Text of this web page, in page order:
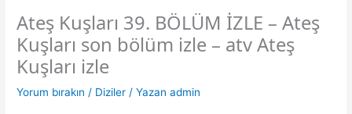
Ateş Kuşları 39. BÖLÜM İZLE – Ateş
Kuşları son bölüm izle – atv Ateş
Kuşları izle
Yorum bırakın / Diziler / Yazan admin